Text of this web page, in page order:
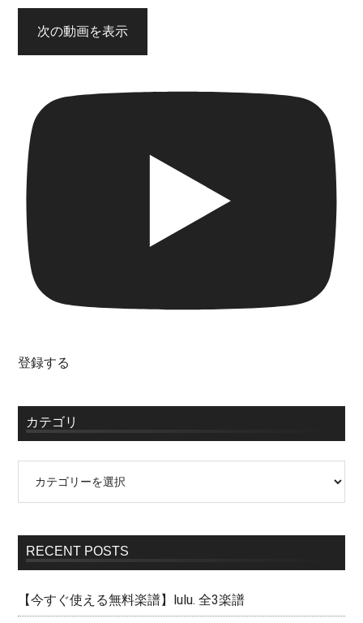
次の動画を表示
登録する
カテゴリ
RECENT POSTS
【今すぐ使える無料楽譜】lulu. 全3楽譜